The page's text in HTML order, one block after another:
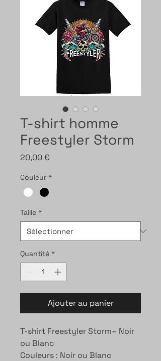
T-shirt homme
Freestyler Storm
20,00 €
Couleur *
Taille *
Quantité *
Ajouter au panier
T-shirt Freestyler Storm– Noir
ou Blanc
Couleurs : Noir ou Blanc